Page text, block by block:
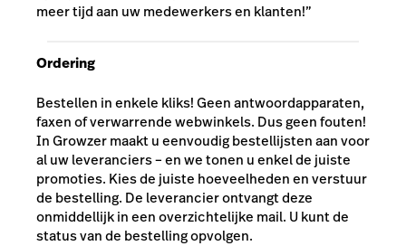
meer tijd aan uw medewerkers en klanten!”
Ordering
Bestellen in enkele kliks! Geen antwoordapparaten,
faxen of verwarrende webwinkels. Dus geen fouten!
In Growzer maakt u eenvoudig bestellijsten aan voor
al uw leveranciers – en we tonen u enkel de juiste
promoties. Kies de juiste hoeveelheden en verstuur
de bestelling. De leverancier ontvangt deze
onmiddellijk in een overzichtelijke mail. U kunt de
status van de bestelling opvolgen.